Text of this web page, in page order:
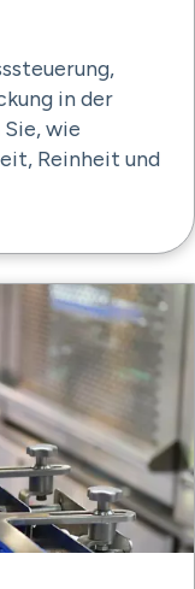
in der
wie
Reinheit und